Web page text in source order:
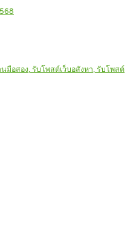
มือสอง, รับโพสต์เว็บอสังหา, รับโพสต์